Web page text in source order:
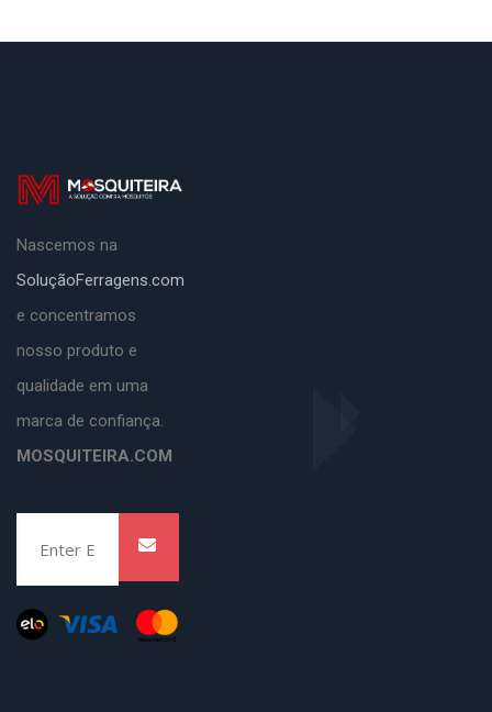
Nascemos na
SoluçãoFerragens.com
e concentramos
nosso produto e
qualidade em uma
marca de confiança.
MOSQUITEIRA.COM